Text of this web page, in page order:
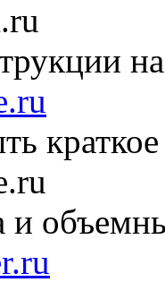
на
и